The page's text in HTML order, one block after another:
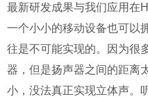
最新研发成果与我们应用在
一个小小的移动设备也可以
往是不可能实现的。因为很
器，但是扬声器之间的距离
小，没法真正实现立体声。